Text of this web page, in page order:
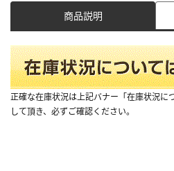
商品説明
正確な在庫状況は上記バナー「在庫状況に
して頂き、必ずご確認ください。